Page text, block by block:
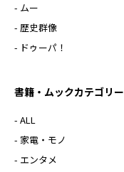
- ムー
- 歴史群像
- ドゥーパ！
書籍・ムックカテゴリー
- ALL
- 家電・モノ
- エンタメ